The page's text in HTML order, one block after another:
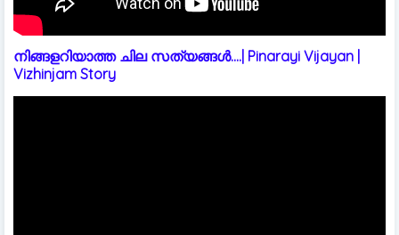
നിങ്ങളറിയാത്ത ചില സത്യങ്ങൾ....| Pinarayi Vijayan |
Vizhinjam Story